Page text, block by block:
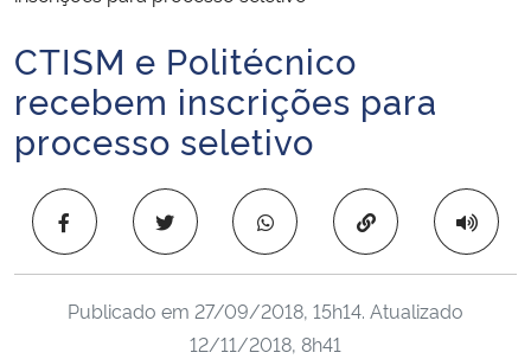
Ministério da Infraestrutura
Ministério da Agricultura, Pecuária e Abastecimento
Ministério da Educação
Início do conteúdo
CTISM e Politécnico
recebem inscrições para
processo seletivo
Copiar para área
Publicado em 27/09/2018, 15h14. Atualizado
12/11/2018, 8h41